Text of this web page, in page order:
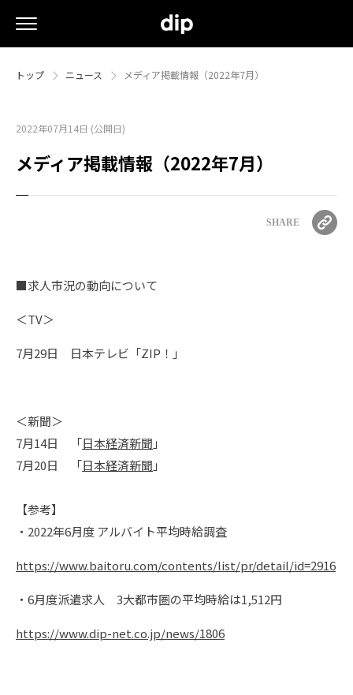
トップ ニュース メディア掲載情報（2022年7月）
2022年07月14日 (公開日)
メディア掲載情報（2022年7月）
SHARE
■求人市況の動向について
＜TV＞
7月29日 日本テレビ「ZIP！」
＜新聞＞
7月14日 「日本経済新聞 」
7月20日 「日本経済新聞 」
【参考】
・2022年6月度 アルバイト平均時給調査
https://www.baitoru.com/contents/list/pr/detail/id=2916
・6月度派遣求人 3大都市圏の平均時給は1,512円
https://www.dip-net.co.jp/news/1806